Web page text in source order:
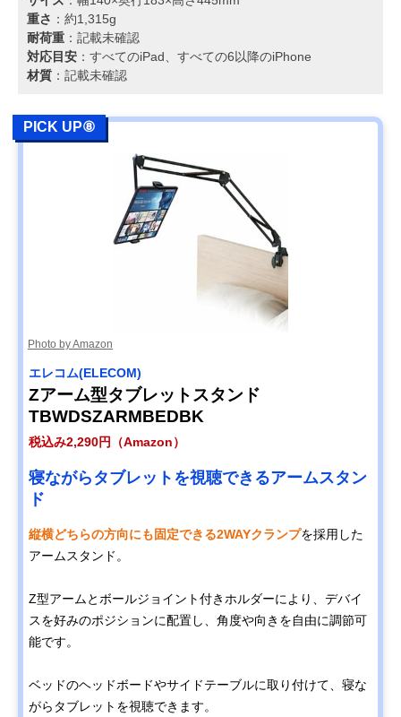
重さ ：約1,315g
耐荷重 ：記載未確認
対応目安 ：すべてのiPad、すべての6以降のiPhone
材質 ：記載未確認
PICK UP⑧
Photo by Amazon
エレコム(ELECOM)
Zアーム型タブレットスタンド
TBWDSZARMBEDBK
税込み2,290円（Amazon）
寝ながらタブレットを視聴できるアームスタン
ド
縦横どちらの方向にも固定できる2WAYクランプを採用した
アームスタンド。
Z型アームとボールジョイント付きホルダーにより、デバイ
スを好みのポジションに配置し、角度や向きを自由に調節可
能です。
ベッドのヘッドボードやサイドテーブルに取り付けて、寝な
がらタブレットを視聴できます。